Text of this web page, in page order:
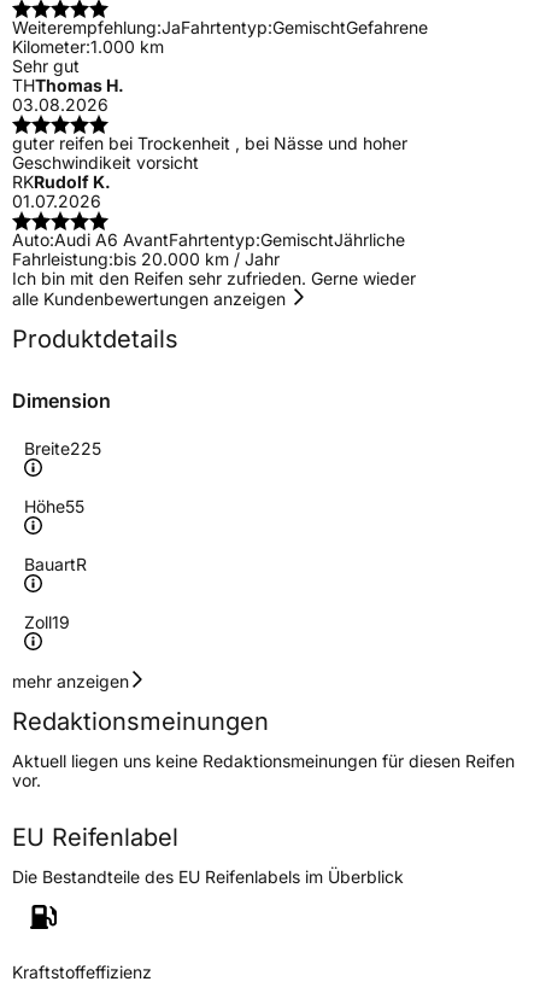
Weiterempfehlung:JaFahrtentyp:GemischtGefahrene
Kilometer:1.000 km
Sehr gut
THThomas H.
03.08.2026
guter reifen bei Trockenheit , bei Nässe und hoher
Geschwindikeit vorsicht
RKRudolf K.
01.07.2026
Auto:Audi A6 AvantFahrtentyp:GemischtJährliche
Fahrleistung:bis 20.000 km / Jahr
Ich bin mit den Reifen sehr zufrieden. Gerne wieder
alle Kundenbewertungen anzeigen
Produktdetails
Dimension
Breite225
Höhe55
BauartR
Zoll19
Geschwindigkeitsindex
Höchstgeschwindigkeit
270 km/h
Lastindex103
Höchstlast875 kg
Generelle Merkmale
Fahrzeugtyp
VerwendungSommerreifen
mehr anzeigen
Redaktionsmeinungen
Aktuell liegen uns keine Redaktionsmeinungen für diesen Reifen
vor.
EU Reifenlabel
Die Bestandteile des EU Reifenlabels im Überblick
Kraftstoffeffizienz